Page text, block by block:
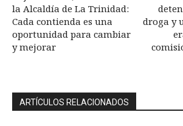
la Alcaldía de La Trinidad:
Cada contienda es una
oportunidad para cambiar
y mejorar
droga y
ARTÍCULOS RELACIONADOS